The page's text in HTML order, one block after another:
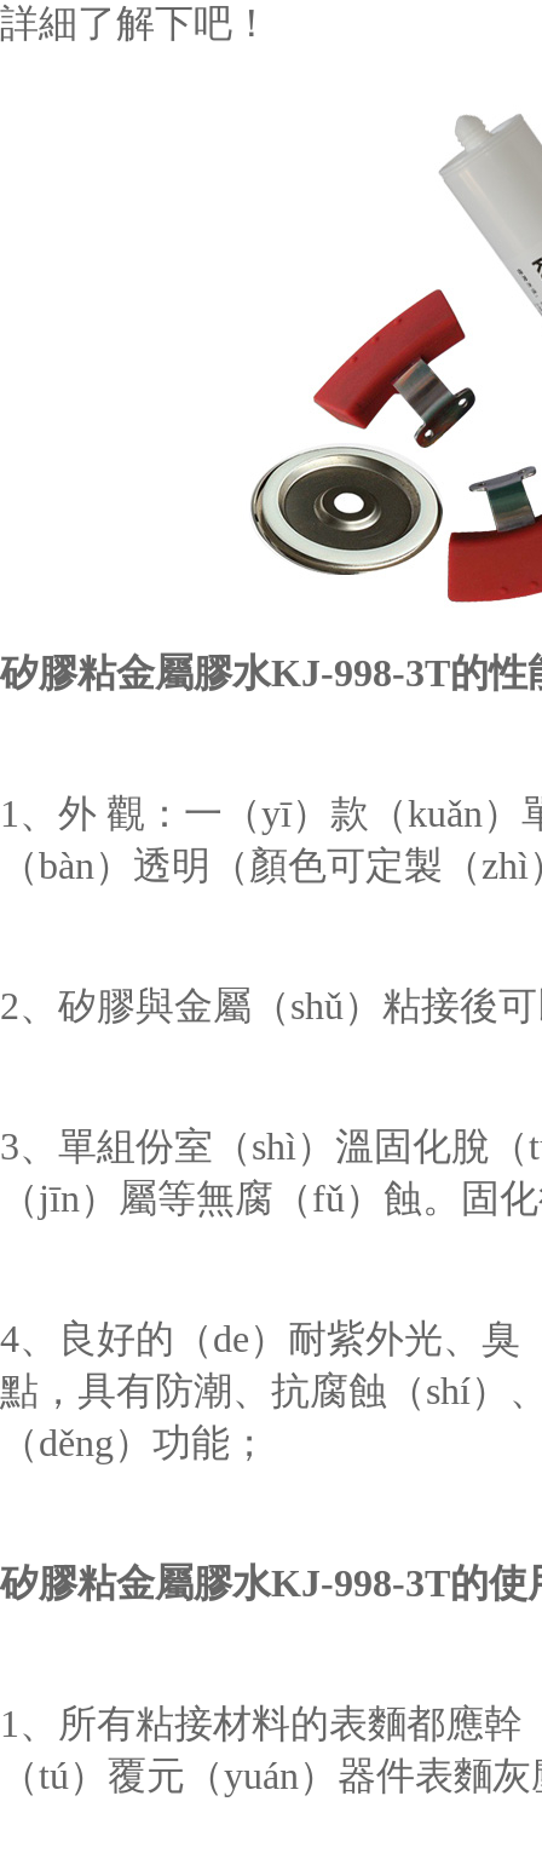
詳細了解下吧！
矽膠粘金屬膠水KJ-998-3T的性
1、外 觀：一（yī）款（kuǎn
（bàn）透明（顏色可定製（
2、矽膠與金屬（shǔ）粘接後
3、單組份室（shì）溫固化脫
（jīn）屬等無腐（fǔ）蝕。固
4、良好的（de）耐紫外光、臭
點，具有防潮、抗腐蝕（shí）
（děng）功能；
矽膠粘金屬膠水KJ-998-3T的使
1、所有粘接材料的表麵都應
（tú）覆元（yuán）器件表麵